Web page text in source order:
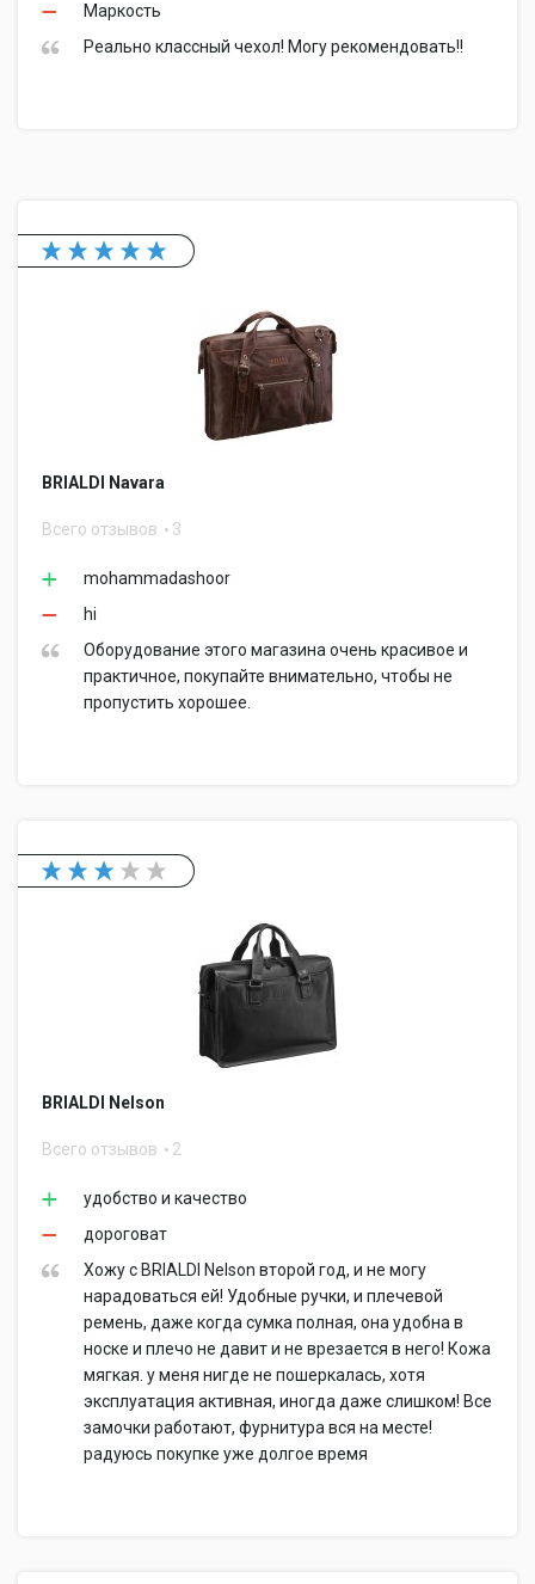
Маркость
Реально классный чехол! Могу рекомендовать!!
BRIALDI Navara
Всего отзывов 3
mohammadashoor
hi
Оборудование этого магазина очень красивое и
практичное, покупайте внимательно, чтобы не
пропустить хорошее.
BRIALDI Nelson
Всего отзывов 2
удобство и качество
дороговат
Хожу с BRIALDI Nelson второй год, и не могу
нарадоваться ей! Удобные ручки, и плечевой
ремень, даже когда сумка полная, она удобна в
носке и плечо не давит и не врезается в него! Кожа
мягкая. у меня нигде не пошеркалась, хотя
эксплуатация активная, иногда даже слишком! Все
замочки работают, фурнитура вся на месте!
радуюсь покупке уже долгое время